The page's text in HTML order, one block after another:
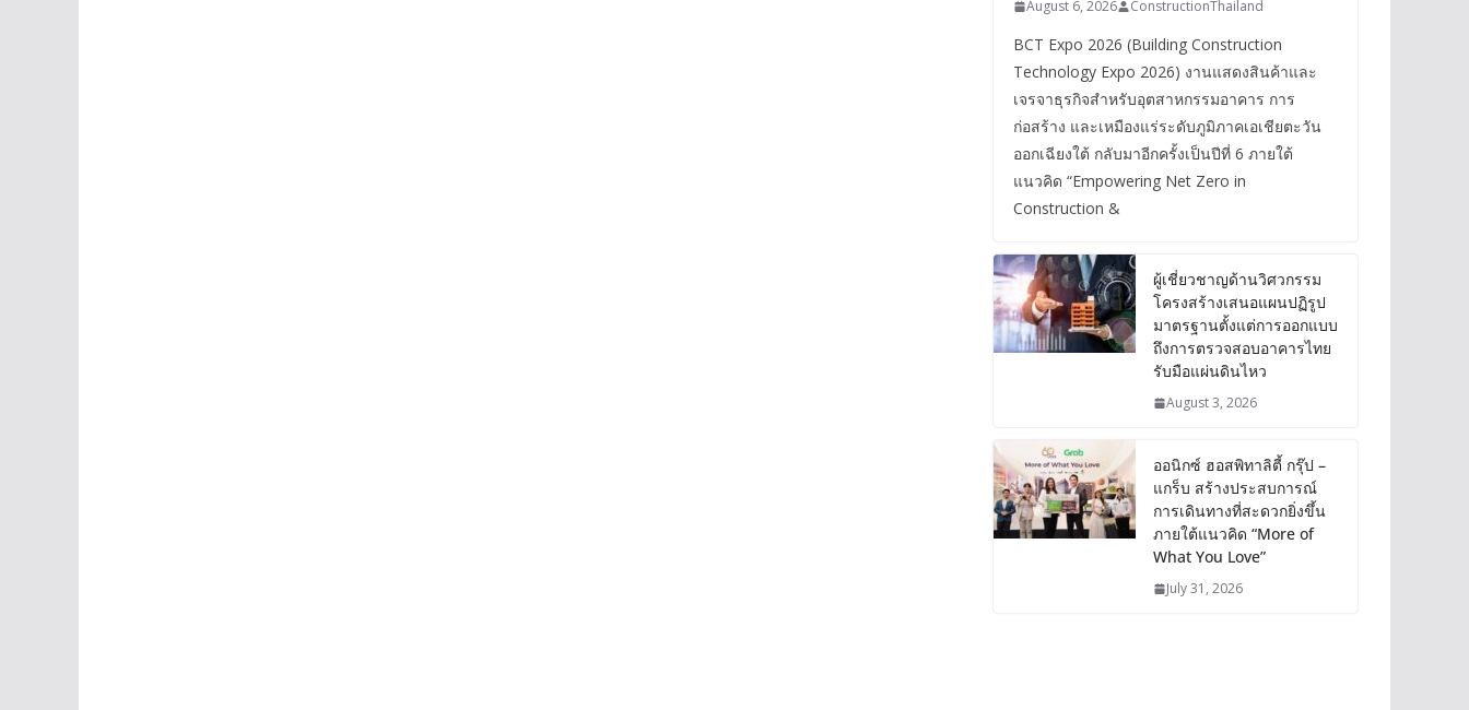
August 6, 2026 ConstructionThailand
BCT Expo 2026 (Building Construction
Technology Expo 2026) งานแสดงสินค้าและ
เจรจาธุรกิจสำหรับอุตสาหกรรมอาคาร การ
ก่อสร้าง และเหมืองแร่ระดับภูมิภาคเอเชียตะวัน
ออกเฉียงใต้ กลับมาอีกครั้งเป็นปีที่ 6 ภายใต้
แนวคิด “Empowering Net Zero in
Construction &
ผู้เชี่ยวชาญด้านวิศวกรรม
โครงสร้างเสนอแผนปฏิรูป
มาตรฐานตั้งแต่การออกแบบ
ถึงการตรวจสอบอาคารไทย
รับมือแผ่นดินไหว
August 3, 2026
ออนิกซ์ ฮอสพิทาลิตี้ กรุ๊ป –
แกร็บ สร้างประสบการณ์
การเดินทางที่สะดวกยิ่งขึ้น
ภายใต้แนวคิด “More of
What You Love”
July 31, 2026